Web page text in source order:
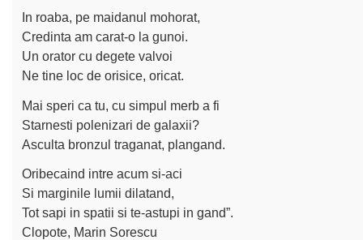
In roaba, pe maidanul mohorat,
Credinta am carat-o la gunoi.
Un orator cu degete valvoi
Ne tine loc de orisice, oricat.
Mai speri ca tu, cu simpul merb a fi
Starnesti polenizari de galaxii?
Asculta bronzul traganat, plangand.
Oribecaind intre acum si-aci
Si marginile lumii dilatand,
Tot sapi in spatii si te-astupi in gand”.
Clopote, Marin Sorescu